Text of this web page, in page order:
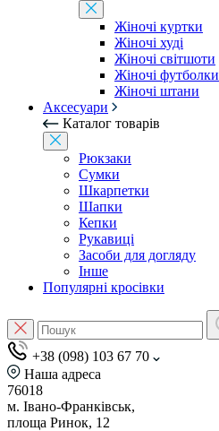
Жіночі куртки
Жіночі худі
Жіночі світшоти
Жіночі футболки
Жіночі штани
Аксесуари
Каталог товарів
Рюкзаки
Сумки
Шкарпетки
Шапки
Кепки
Рукавиці
Засоби для догляду
Інше
Популярні кросівки
+38 (098) 103 67 70
Наша адреса
76018
м. Івано-Франківськ,
площа Ринок, 12